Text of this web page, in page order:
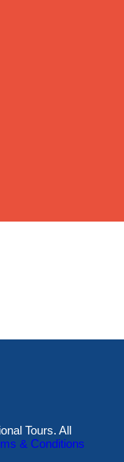
Tours. All
& Conditions